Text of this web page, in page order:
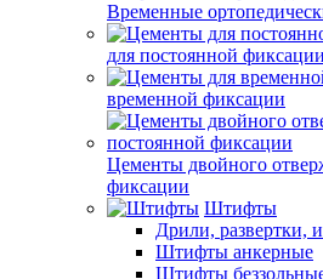
Временные
для постоянной фиксации
временной фиксации
Цементы двойного
фиксации
Штифты
Дрили, развертки,
Штифты анкерные
Штифты